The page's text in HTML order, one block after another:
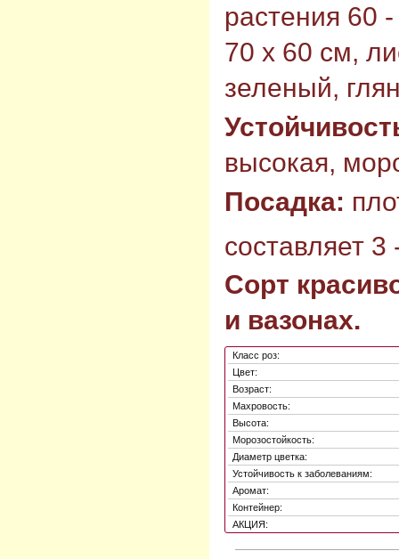
растения 60
70 х 60 см,
зеленый,
высокая,
Посадка:
составляет
Сорт
и вазонах.
Класс роз:
Цвет:
Возраст:
Махровость:
Высота:
Морозостойкость:
Диаметр цветка:
Устойчивость к заболеваниям:
Аромат:
Контейнер:
АКЦИЯ: